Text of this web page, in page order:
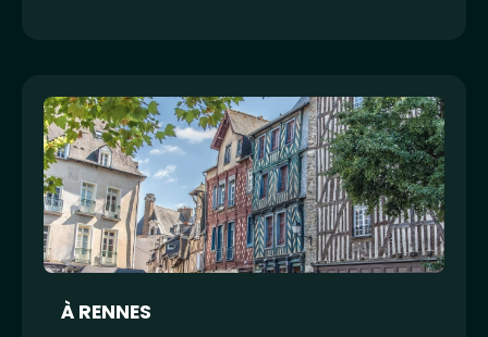
À RENNES